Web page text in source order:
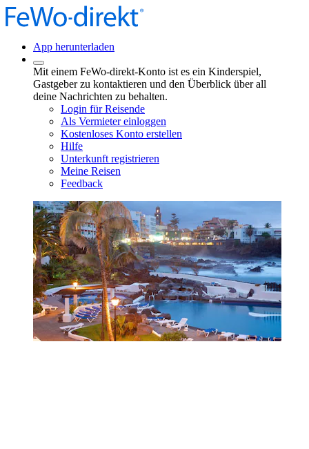
App herunterladen
Mit einem FeWo-direkt-Konto ist es ein Kinderspiel,
Gastgeber zu kontaktieren und den Überblick über all
deine Nachrichten zu behalten.
Login für Reisende
Als Vermieter einloggen
Kostenloses Konto erstellen
Hilfe
Unterkunft registrieren
Meine Reisen
Feedback